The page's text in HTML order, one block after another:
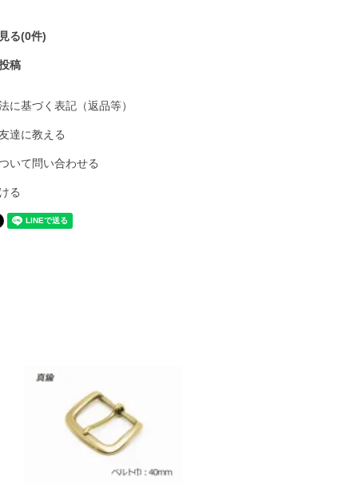
る(0件)
稿
に基づく表記（返品等）
達に教える
いて問い合わせる
る